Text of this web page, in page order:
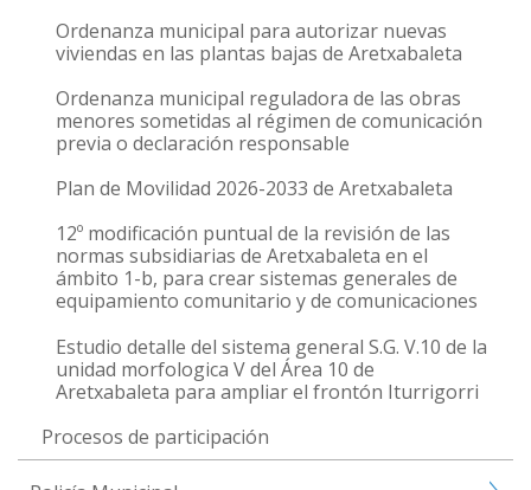
Ordenanza municipal para autorizar nuevas
viviendas en las plantas bajas de Aretxabaleta
Ordenanza municipal reguladora de las obras
menores sometidas al régimen de comunicación
previa o declaración responsable
Plan de Movilidad 2026-2033 de Aretxabaleta
12º modificación puntual de la revisión de las
normas subsidiarias de Aretxabaleta en el
ámbito 1-b, para crear sistemas generales de
equipamiento comunitario y de comunicaciones
Estudio detalle del sistema general S.G. V.10 de la
unidad morfologica V del Área 10 de
Aretxabaleta para ampliar el frontón Iturrigorri
Procesos de participación